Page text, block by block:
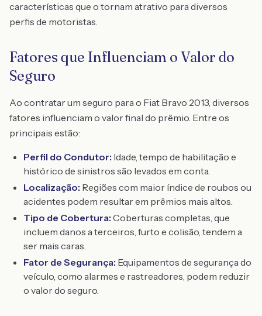
características que o tornam atrativo para diversos
perfis de motoristas.
Fatores que Influenciam o Valor do
Seguro
Ao contratar um seguro para o Fiat Bravo 2013, diversos
fatores influenciam o valor final do prêmio. Entre os
principais estão:
Perfil do Condutor: Idade, tempo de habilitação e
histórico de sinistros são levados em conta.
Localização: Regiões com maior índice de roubos ou
acidentes podem resultar em prêmios mais altos.
Tipo de Cobertura: Coberturas completas, que
incluem danos a terceiros, furto e colisão, tendem a
ser mais caras.
Fator de Segurança: Equipamentos de segurança do
veículo, como alarmes e rastreadores, podem reduzir
o valor do seguro.